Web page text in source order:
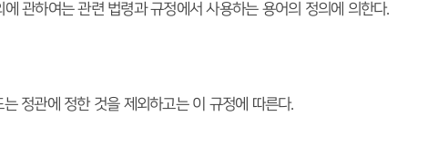
관하여는 관련 법령과 규정에서 사용하는 용어의 정의에 의한다.
정관에 정한 것을 제외하고는 이 규정에 따른다.